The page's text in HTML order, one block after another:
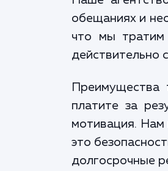
обещаниях и
что мы
действительно
Преимущества
платите за
мотивация. Нам
это
долгосрочные